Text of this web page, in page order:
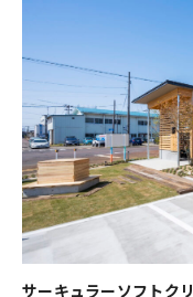
サーキュラーソフトク